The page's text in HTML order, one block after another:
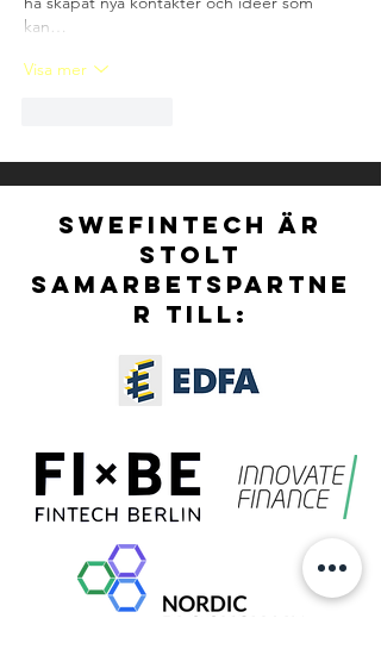
kan…
Visa mer
SWEFINTECH ÄR
STOLT
SAMARBETSPARTNE
R TILL: